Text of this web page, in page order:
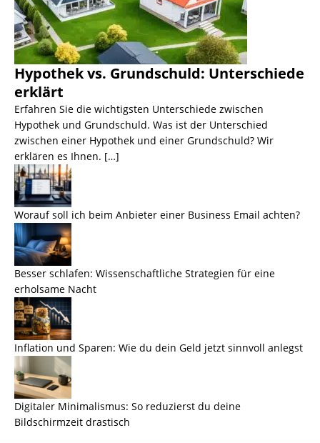
Hypothek vs. Grundschuld: Unterschiede
erklärt
Erfahren Sie die wichtigsten Unterschiede zwischen
Hypothek und Grundschuld. Was ist der Unterschied
zwischen einer Hypothek und einer Grundschuld? Wir
erklären es Ihnen. […]
Worauf soll ich beim Anbieter einer Business Email achten?
Besser schlafen: Wissenschaftliche Strategien für eine
erholsame Nacht
Inflation und Sparen: Wie du dein Geld jetzt sinnvoll anlegst
Digitaler Minimalismus: So reduzierst du deine
Bildschirmzeit drastisch